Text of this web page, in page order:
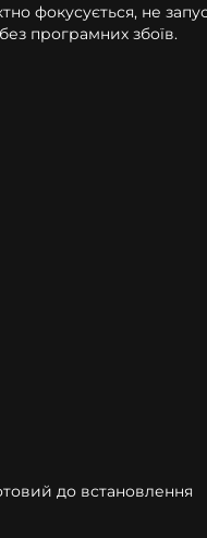
фокусується, не
програмних збоїв.
до встановлення